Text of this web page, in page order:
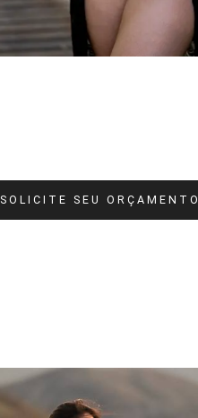
SOLICITE SEU ORÇAMENTO